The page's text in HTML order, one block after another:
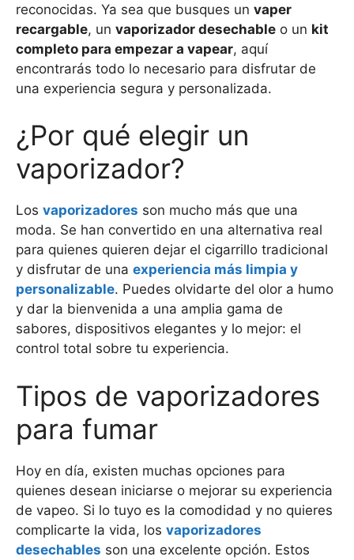
reconocidas. Ya sea que busques un vaper
recargable, un vaporizador desechable o un kit
completo para empezar a vapear, aquí
encontrarás todo lo necesario para disfrutar de
una experiencia segura y personalizada.
¿Por qué elegir un
vaporizador?
Los vaporizadores son mucho más que una
moda. Se han convertido en una alternativa real
para quienes quieren dejar el cigarrillo tradicional
y disfrutar de una experiencia más limpia y
personalizable. Puedes olvidarte del olor a humo
y dar la bienvenida a una amplia gama de
sabores, dispositivos elegantes y lo mejor: el
control total sobre tu experiencia.
Tipos de vaporizadores
para fumar
Hoy en día, existen muchas opciones para
quienes desean iniciarse o mejorar su experiencia
de vapeo. Si lo tuyo es la comodidad y no quieres
complicarte la vida, los vaporizadores
desechables son una excelente opción. Estos